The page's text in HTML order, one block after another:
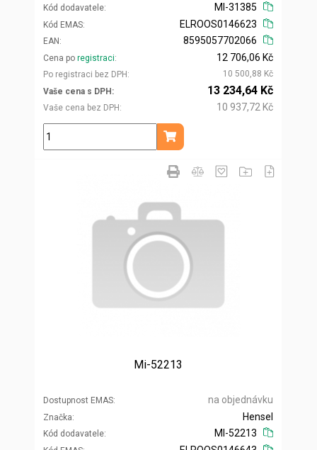
Kód dodavatele
MI-31385
Kód EMAS
EAN
ELROOS0146623
8595057702066
Cena po registraci
Po registraci bez DPH
12 706,06 Kč
10 500,88 Kč
Vaše cena s DPH
Vaše cena bez DPH
13 234,64 Kč
10 937,72 Kč
ks
Přidat do košíku
Mi-52213
Dostupnost EMAS na objednávku
Značka
Kód dodavatele
Hensel
MI-52213